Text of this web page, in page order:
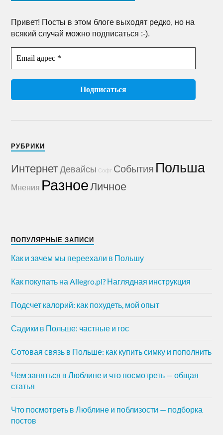
Привет! Посты в этом блоге выходят редко, но на
всякий случай можно подписаться :-).
РУБРИКИ
ИнтернетДевайсы Софт События Польша
Мнения РазноеЛичное
ПОПУЛЯРНЫЕ ЗАПИСИ
Как и зачем мы переехали в Польшу
Как покупать на Allegro.pl? Наглядная инструкция
Подсчет калорий: как похудеть, мой опыт
Садики в Польше: частные и гос
Сотовая связь в Польше: как купить симку и пополнить
Чем заняться в Люблине и что посмотреть — общая
статья
Что посмотреть в Люблине и поблизости — подборка
постов